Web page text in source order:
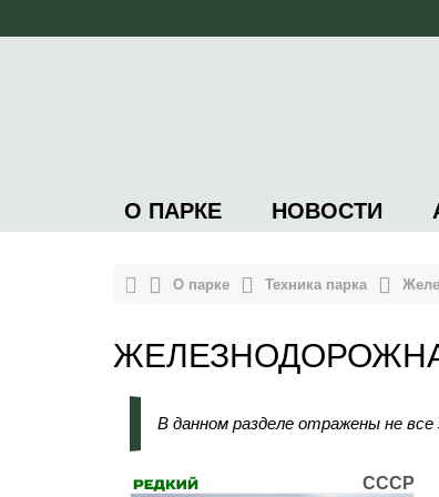
О ПАРКЕ НОВОСТИ
О парке Техника парка
В данном разделе отражены не
СССР